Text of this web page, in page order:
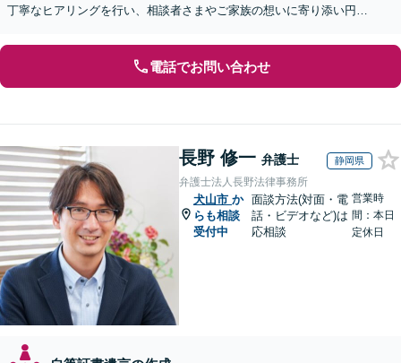
丁寧なヒアリングを行い、相談者さまやご家族の想いに寄り添い円滑
電話でお問い合わせ
長野 修一 弁護士 静岡県
弁護士法人長野法律事務所
犬山市 か
らも相談
受付中
面談方法(対面・電
話・ビデオなど)は
応相談
営業時
間：本日
定休日